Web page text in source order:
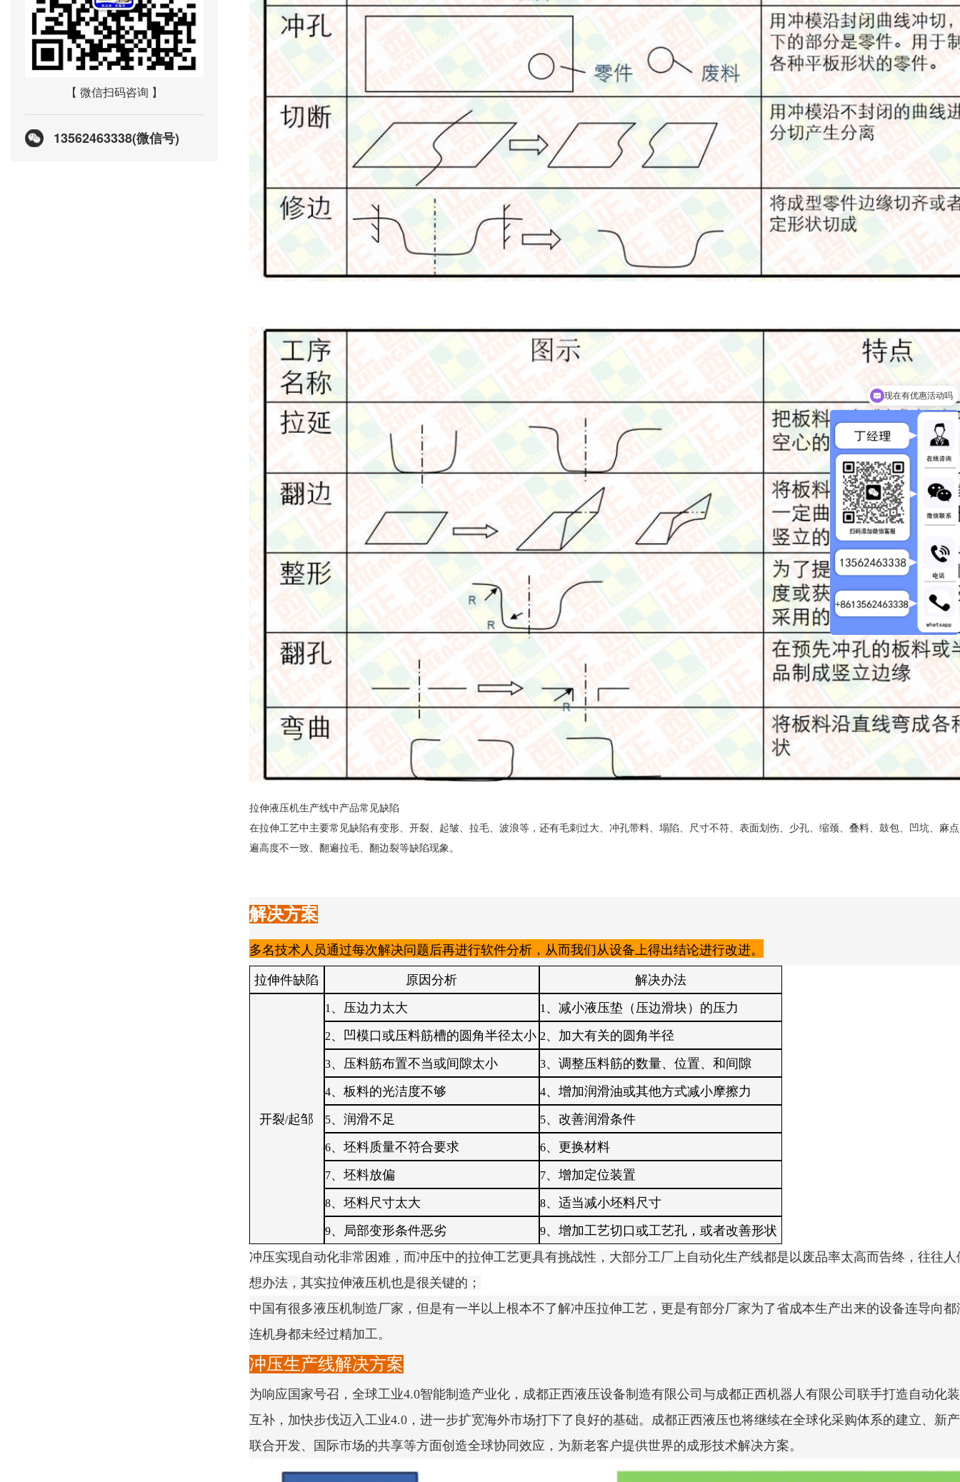
【 微信扫码咨询 】
13562463338(微信号)
拉伸液压机生产线中产品常见缺陷
在拉伸工艺中主要常见缺陷有变形、开裂、起皱、拉毛、波浪等，还有毛刺过大、冲孔带料、塌陷、尺寸不符、表面划伤、少孔、缩颈、叠料、鼓包、凹坑、麻
遍高度不一致、翻遍拉毛、翻边裂等缺陷现象。
解决方案
多名技术人员通过每次解决问题后再进行软件分析，从而我们从设备上得出结论进行改进。
拉伸件缺陷 原因分析 解决办法
开裂/起邹
1 、压边力太大 1 、减小液压垫（压边滑块）的压力
2、凹模口或压料筋槽的圆角半径太小 2、加大有关的圆角半径
3、压料筋布置不当或间隙太小 3、调整压料筋的数量、位置、和间隙
4、板料的光洁度不够 4、增加润滑油或其他方式减小摩擦力
5、润滑不足 5、改善润滑条件
6、坯料质量不符合要求 6、更换材料
7、坯料放偏 7、增加定位装置
8、坯料尺寸太大 8、适当减小坯料尺寸
9、局部变形条件恶劣 9、增加工艺切口或工艺孔，或者改善形状
冲压实现自动化非常困难，而冲压中的拉伸工艺更具有挑战性，大部分工厂上自动化生产线都是以废品率太高而告终，往往
想办法，其实拉伸液压机也是很关键的；
中国有很多液压机制造厂家，但是有一半以上根本不了解冲压拉伸工艺，更是有部分厂家为了省成本生产出来的设备连导向
连机身都未经过精加工。
冲压生产线解决方案
为响应国家号召，全球工业4.0智能制造产业化，成都正西液压设备制造有限公司与成都正西机器人有限公司联手打造自动化
互补，加快步伐迈入工业4.0，进一步扩宽海外市场打下了良好的基础。成都正西液压也将继续在全球化采购体系的建立、新
联合开发、国际市场的共享等方面创造全球协同效应，为新老客户提供世界的成形技术解决方案。
这款机器有现货吗？
现在有优惠活动吗